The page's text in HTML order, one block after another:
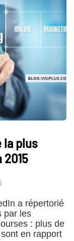
la plus
a répertorié
par les
: plus de
en rapport